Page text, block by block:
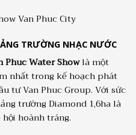
Van Phuc City
TRƯỜNG NHẠC NƯỚC
Phuc Water Showlà một
nhất trong kế hoạch phát
tư Van Phuc Group. Với sức
trường Diamond 1,6ha là
hoành tráng.